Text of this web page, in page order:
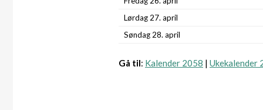
Lørdag 27. april
Søndag 28. april
Gå til: Kalender 2058 | Ukekalender